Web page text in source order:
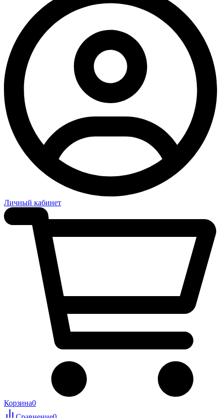
Личный кабинет
Корзина0